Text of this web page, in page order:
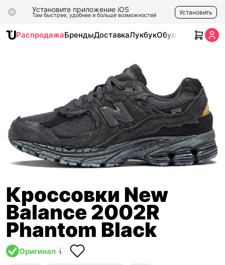
Установите приложение iOS
Там быстрее, удобнее и больше возможностей Установить
РаспродажаБрендыДоставкаЛукбукОбувь Одежда
Кроссовки New
Balance 2002R
Phantom Black
Оригинал